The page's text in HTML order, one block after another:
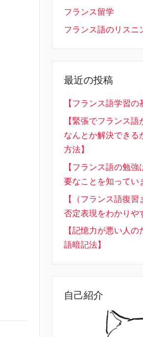
フランス留学
フランス語のリスニ
最近の投稿
【フランス語学習の
【緊張でフランス
なんとか解決できる
方法】
【フランス語の勉
要なことを知ってい
【（フランス語復
否定表現をわかりや
【記憶力が悪い人
語暗記法】
自己紹介